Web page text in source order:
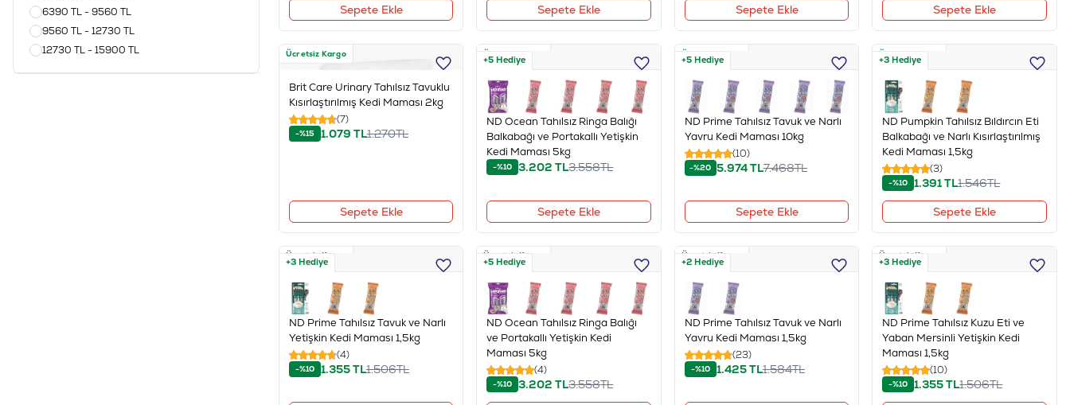
6390 TL - 9560 TL
9560 TL - 12730 TL
12730 TL - 15900 TL
Sepete Ekle Sepete Ekle
Sepete Ekle
Sepete Ekle
Ücretsiz Kargo
Brit Care Urinary Tahılsız Tavuklu
Kısırlaştırılmış Kedi Maması 2kg
(7)
-%15 1.079 TL1.270TL
Sepete Ekle
Ücretsiz Kargo
+5 Hediye
ND Ocean Tahılsız Ringa Balığı
Balkabağı ve Portakallı Yetişkin
Kedi Maması 5kg
-%10 3.202 TL3.558TL
Sepete Ekle
Ücretsiz Kargo
+5 Hediye
ND Prime Tahılsız Tavuk ve Narlı
Yavru Kedi Maması 10kg
(10)
-%20 5.974TL7.468TL
Sepete Ekle
Ücretsiz Kargo
+3 Hediye
ND Pumpkin Tahılsız Bıldırcın Eti
Balkabağı ve Narlı Kısırlaştırılmış
Kedi Maması 1,5kg
(3)
-%10 1.391TL1.546TL
Sepete Ekle
Ücretsiz Kargo
+3 Hediye
ND Prime Tahılsız Tavuk ve Narlı
Yetişkin Kedi Maması 1,5kg
(4)
-%10 1.355TL1.506TL
Ücretsiz Kargo
+5 Hediye
ND Ocean Tahılsız Ringa Balığı
ve Portakallı Yetişkin Kedi
Maması 5kg
(4)
-%10 3.202 TL3.558TL
Ücretsiz Kargo
+2 Hediye
ND Prime Tahılsız Tavuk ve Narlı
Yavru Kedi Maması 1,5kg
(23)
-%10 1.425TL1.584TL
Ücretsiz Kargo
+3 Hediye
ND Prime Tahılsız Kuzu Eti ve
Yaban Mersinli Yetişkin Kedi
Maması 1,5kg
(10)
-%10 1.355TL1.506TL